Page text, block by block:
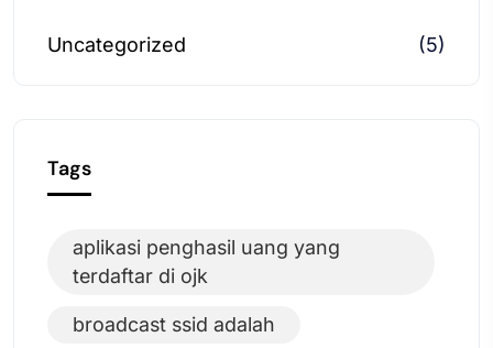
Uncategorized (5)
Tags
aplikasi penghasil uang yang
terdaftar di ojk
broadcast ssid adalah